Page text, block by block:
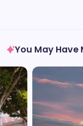
You May Have